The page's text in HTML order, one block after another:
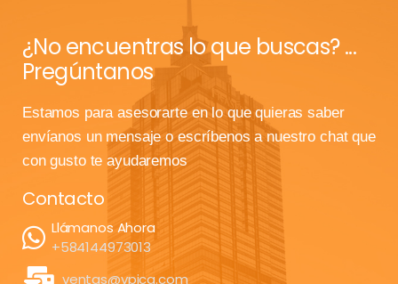
¿No encuentras lo que buscas? ...
Pregúntanos
Estamos para asesorarte en lo que quieras saber
envíanos un mensaje o escríbenos a nuestro chat que
con gusto te ayudaremos
Contacto
Llámanos Ahora
+584144973013
ventas@vpica.com